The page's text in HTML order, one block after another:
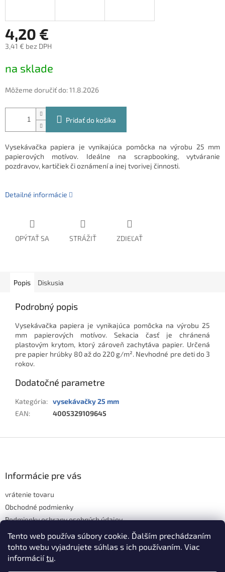
Tento web používa súbory cookie. Ďalším prechádzaním
tohto webu vyjadrujete súhlas s ich používaním. Viac
informáciítu.
4,20 €
3,41 € bez DPH
cena:
na sklade
Môžeme doručiť do:11.8.2026
Pridať do košíka
Vysekávačka papiera je vynikajúca pomôcka na výrobu 25 mm
papierových motívov. Ideálne na scrapbooking, vytváranie
pozdravov, kartičiek či oznámení a inej tvorivej činnosti.
Detailné informácie
OPÝTAŤ SA STRÁŽIŤ ZDIEĽAŤ
Popis Diskusia
Podrobný popis
Vysekávačka papiera je vynikajúca pomôcka na výrobu 25
mm papierových motívov. Sekacia časť je chránená
plastovým krytom, ktorý zároveň zachytáva papier. Určená
pre papier hrúbky 80 až do 220 g/m². Nevhodné pre deti do 3
rokov.
Dodatočné parametre
Kategória: vysekávačky 25 mm
EAN: 4005329109645
Informácie pre vás
vrátenie tovaru
Obchodné podmienky
Podmienky ochrany osobných údajov
Hodnotenie obchodu